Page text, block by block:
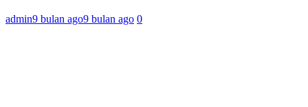
admin9 bulan ago9 bulan ago 0